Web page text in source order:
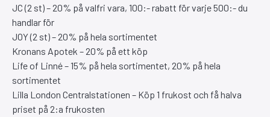
JC (2 st) – 20% på valfri vara, 100:- rabatt för varje 500:- du
handlar för
JOY (2 st) – 20% på hela sortimentet
Kronans Apotek – 20% på ett köp
Life of Linné – 15% på hela sortimentet, 20% på hela
sortimentet
Lilla London Centralstationen – Köp 1 frukost och få halva
priset på 2:a frukosten